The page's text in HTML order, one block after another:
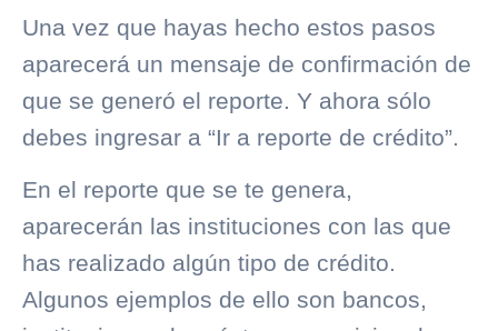
Una vez que hayas hecho estos pasos
aparecerá un mensaje de confirmación de
que se generó el reporte. Y ahora sólo
debes ingresar a “Ir a reporte de crédito”.
En el reporte que se te genera,
aparecerán las instituciones con las que
has realizado algún tipo de crédito.
Algunos ejemplos de ello son bancos,